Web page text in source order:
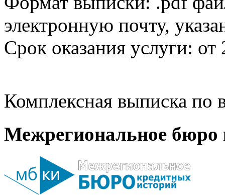
электронную почту,
Срок оказания услуги: от
Комплексная выписка
Межрегиональное бюро